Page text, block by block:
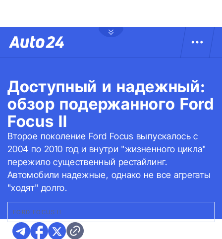
Доступный и надежный:
обзор подержанного Ford
Focus II
Второе поколение Ford Focus выпускалось с
2004 по 2010 год и внутри "жизненного цикла"
пережило существенный рестайлинг.
Автомобили надежные, однако не все агрегаты
"ходят" долго.
FORD FOCUS II